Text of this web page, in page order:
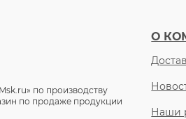
по производству
по продаже продукции
О
Наши